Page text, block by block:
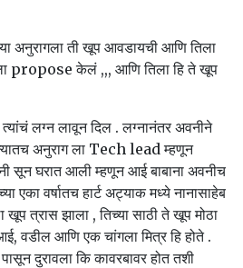
अनुरागला ती खूप आवडायची आणि तिला
propose केलं ,,, आणि तिला हि ते खूप
त्यांचं लग्न लावून दिल . लग्नानंतर अवनीने
अनुराग ला Tech lead म्हणून
सून घरात आली म्हणून आई बाबाना अवनीच
एका वर्षातच हार्ट अट्याक मध्ये नानासाहेब
खूप त्रास झाला , तिच्या साठी ते खूप मोठा
वडील आणि एक चांगला मित्र हि होते .
दुरावला कि कावरबावर होत तशी